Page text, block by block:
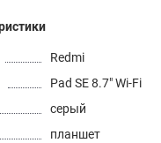
Redmi
Pad SE 8.7" Wi-Fi
серый
планшет